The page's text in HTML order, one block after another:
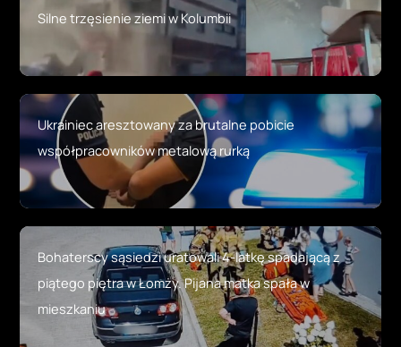
Silne trzęsienie ziemi w Kolumbii
Ukrainiec aresztowany za brutalne pobicie
współpracowników metalową rurką
Bohaterscy sąsiedzi uratowali 4-latkę spadającą z
piątego piętra w Łomży. Pijana matka spała w
mieszkaniu